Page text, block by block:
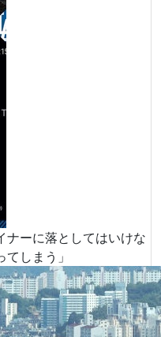
ナーに落としてはいけな
しまう」